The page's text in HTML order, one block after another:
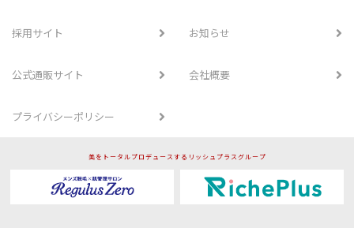
採用サイト お知らせ
公式通販サイト 会社概要
プライバシーポリシー
美をトータルプロデュースするリッシュプラスグループ